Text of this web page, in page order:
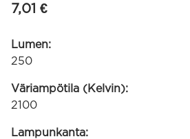
7,01 €
Lumen:
250
Väriampötila (Kelvin):
2100
Lampunkanta: